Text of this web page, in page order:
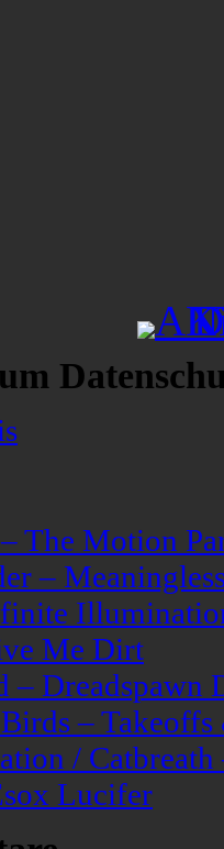
The Motion
–
Me Dirt
– Dreadspawn
–
/
Lucifer